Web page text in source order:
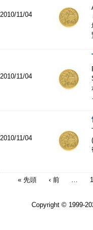
2010/11/04
2010/11/04
2010/11/04
« 先頭 ‹ 前
Copyright © 1999-